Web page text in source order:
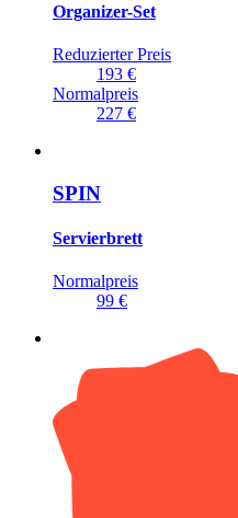
Organizer-Set
Reduzierter Preis
193 €
Normalpreis
227 €
SPIN
Servierbrett
Normalpreis
99 €